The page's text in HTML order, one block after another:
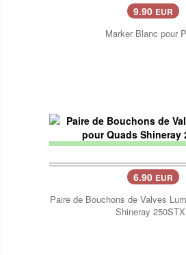
9.90 EUR
Marker Blanc pour
6.90 EUR
Paire de Bouchons de Valves
Shineray